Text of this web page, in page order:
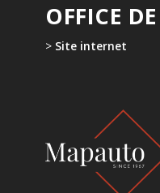
OFFICE
> Site internet